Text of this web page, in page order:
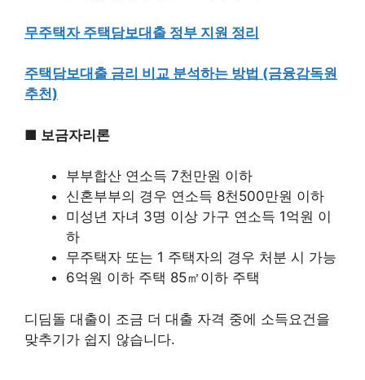
무주택자 주택담보대출 정부 지원 정리
주택담보대출 금리 비교 분석하는 방법 (금융감독원
추천)
■ 보금자리론
부부합산 연소득 7천만원 이하
신혼부부의 경우 연소득 8천500만원 이하
미성년 자녀 3명 이상 가구 연소득 1억원 이
하
무주택자 또는 1 주택자의 경우 처분 시 가능
6억원 이하 주택 85㎡이하 주택
디딤돌 대출이 조금 더 대출 자격 중에 소득요건을
맞추기가 쉽지 않습니다.